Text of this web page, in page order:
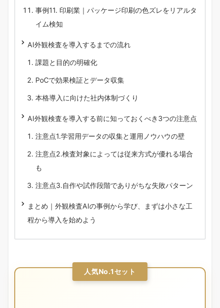
事例11. 印刷業｜パッケージ印刷の色ズレをリアルタ
イム検知
AI外観検査を導入するまでの流れ
課題と目的の明確化
PoCで効果検証とデータ収集
本格導入に向けた社内体制づくり
AI外観検査を導入する前に知っておくべき3つの注意点
注意点1.学習用データの収集と運用ノウハウの壁
注意点2.検査対象によっては従来方式が優れる場合
も
注意点3.自作や試作段階でありがちな失敗パターン
まとめ｜外観検査AIの事例から学び、まずは小さな工
程から導入を始めよう
人気No.1セット